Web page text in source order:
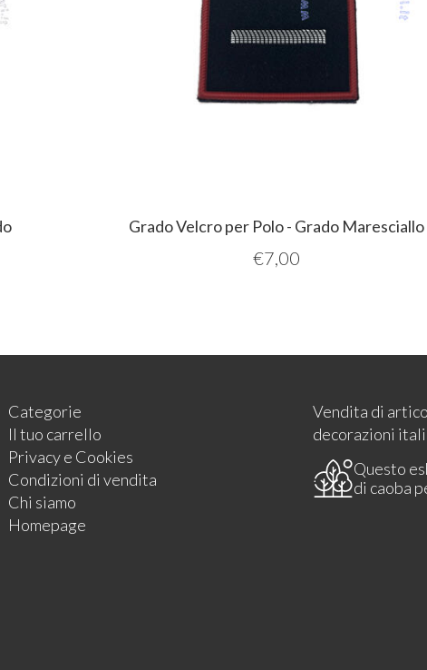
Grado Velcro per Polo - Grado Maresciallo
€7,00
Categorie
Il tuo carrello
Privacy e Cookies
Condizioni di vendita
Chi siamo
Homepage
Vendita di
decorazioni
Questo
di caoba